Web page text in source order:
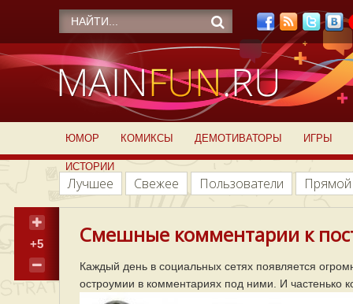
ЮМОР КОМИКСЫ ДЕМОТИВАТОРЫ ИГРЫ
ИСТОРИИ
Лучшее Свежее Пользователи
+5 Смешные комментарии к
Каждый день в социальных сетях появляется
остроумии в комментариях под ними. И